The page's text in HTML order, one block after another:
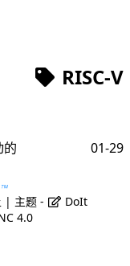
RISC-V
的 01-29
| 主题 -
DoIt
4.0